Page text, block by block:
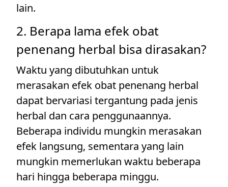
lain.
2. Berapa lama efek obat
penenang herbal bisa dirasakan?
Waktu yang dibutuhkan untuk
merasakan efek obat penenang herbal
dapat bervariasi tergantung pada jenis
herbal dan cara penggunaannya.
Beberapa individu mungkin merasakan
efek langsung, sementara yang lain
mungkin memerlukan waktu beberapa
hari hingga beberapa minggu.